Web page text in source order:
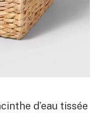
d’eau tissée